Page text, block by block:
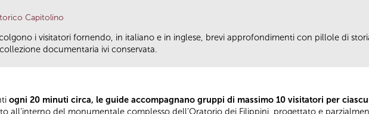
Capitolino
i visitatori fornendo, in italiano e in inglese, brevi approfondimenti con pillole di
documentaria ivi conservata.
ogni 20 minuti circa, le guide accompagnano gruppi di massimo 10 visitatori per
all’interno del monumentale complesso dell’Oratorio dei Filippini, progettato e